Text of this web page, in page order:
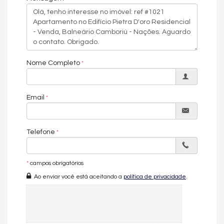
✔ Banheiro social
✔ Living integrado
✔ Sala de estar e jantar
✔ Cozinha funcional
✔ Sacada com churrasqueira a carvão
✔ Área de serviço
✔ 1 vaga de garagem
Piso em porcelanato
Infraestrutura para água quente
Espera para split
Nome Completo
Email
Telefone
* campos obrigatórios
Ao enviar você está aceitando a política de privacidade